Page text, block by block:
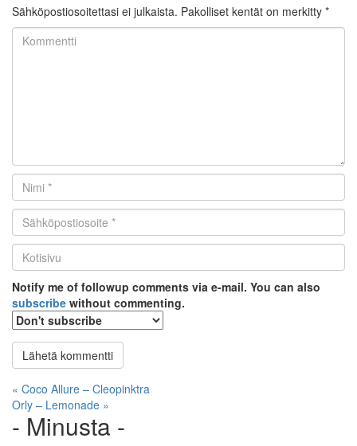
Sähköpostiosoitettasi ei julkaista. Pakolliset kentät on merkitty *
Kommentti
Nimi
*
Email
*
Kotisivu
*
Notify me of followup comments via e-mail. You can also
subscribe without commenting.
Artikkelien
selaus
« Coco Allure – Cleopinktra
Orly – Lemonade »
- Minusta -